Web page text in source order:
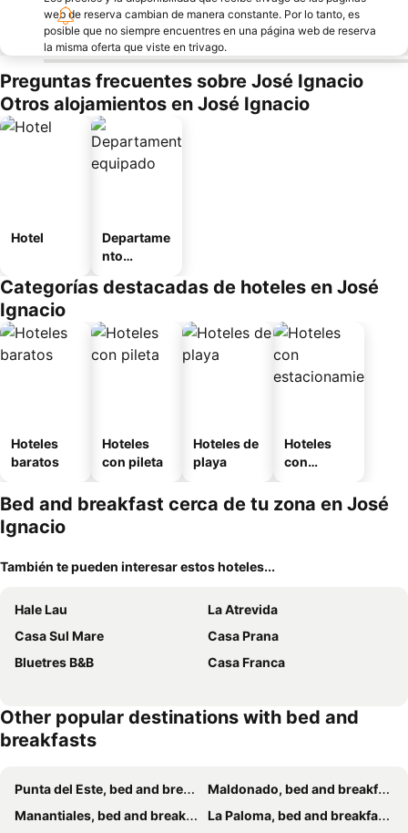
web de reserva cambian de manera constante. Por lo tanto, es
posible que no siempre encuentres en una página web de reserva
la misma oferta que viste en trivago.
Preguntas frecuentes sobre José Ignacio
Otros alojamientos en José Ignacio
Hotel
Departame
nto
Categorías destacadas de hoteles en José
Ignacio
Hoteles
baratos
Hoteles
con pileta
Hoteles de
playa
Hoteles
con
miento
Bed and breakfast cerca de tu zona en José
Ignacio
También te pueden interesar estos hoteles...
Hale Lau
La Atrevida
Casa Sul Mare
Casa Prana
Bluetres B&B
Casa Franca
Other popular destinations with bed and
breakfasts
Punta del Este, bed and breakfasts
Maldonado, bed and breakfasts
Manantiales, bed and breakfasts
La Paloma, bed and breakfasts